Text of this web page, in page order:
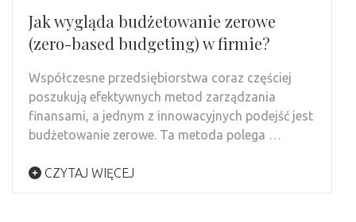
Jak wygląda budżetowanie zerowe
(zero-based budgeting) w firmie?
Współczesne przedsiębiorstwa coraz częściej
poszukują efektywnych metod zarządzania
finansami, a jednym z innowacyjnych podejść jest
budżetowanie zerowe. Ta metoda polega …
CZYTAJ WIĘCEJ